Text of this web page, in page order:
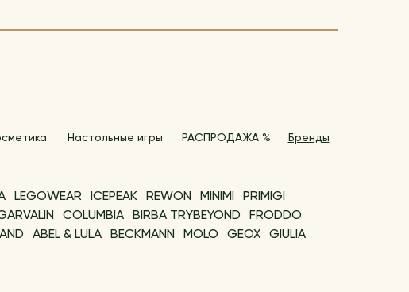
Настольные игры РАСПРОДАЖА % Бренды
LEGOWEAR ICEPEAK REWON MINIMI
PRIMIGI
COLUMBIA BIRBA TRYBEYOND
FRODDO
ABEL & LULA BECKMANN MOLO GEOX
GIULIA